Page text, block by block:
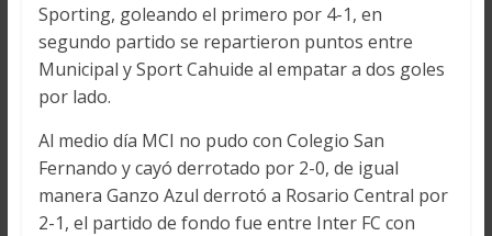
Sporting, goleando el primero por 4-1, en
segundo partido se repartieron puntos entre
Municipal y Sport Cahuide al empatar a dos goles
por lado.
Al medio día MCI no pudo con Colegio San
Fernando y cayó derrotado por 2-0, de igual
manera Ganzo Azul derrotó a Rosario Central por
2-1, el partido de fondo fue entre Inter FC con